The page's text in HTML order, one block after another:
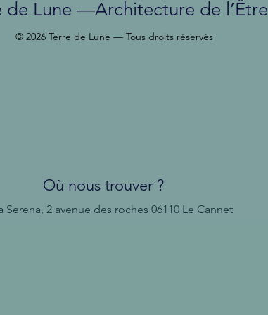
de Lune —Architecture de l’Être
© 2026 Terre de Lune — Tous droits réservés
Où nous trouver ?
Serena, 2 avenue des roches 06110 Le Cannet